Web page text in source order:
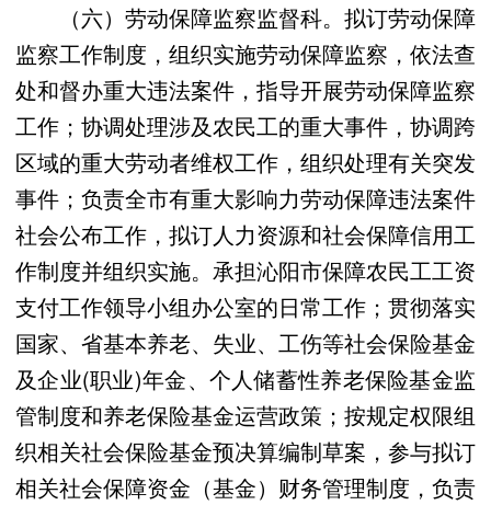
（六）劳动保障监察监督科。拟订劳动保障
监察工作制度，组织实施劳动保障监察，依法查
处和督办重大违法案件，指导开展劳动保障监察
工作；协调处理涉及农民工的重大事件，协调跨
区域的重大劳动者维权工作，组织处理有关突发
事件；负责全市有重大影响力劳动保障违法案件
社会公布工作，拟订人力资源和社会保障信用工
作制度并组织实施。承担沁阳市保障农民工工资
支付工作领导小组办公室的日常工作；贯彻落实
国家、省基本养老、失业、工伤等社会保险基金
及企业(职业)年金、个人储蓄性养老保险基金监
管制度和养老保险基金运营政策；按规定权限组
织相关社会保险基金预决算编制草案，参与拟订
相关社会保障资金（基金）财务管理制度，负责